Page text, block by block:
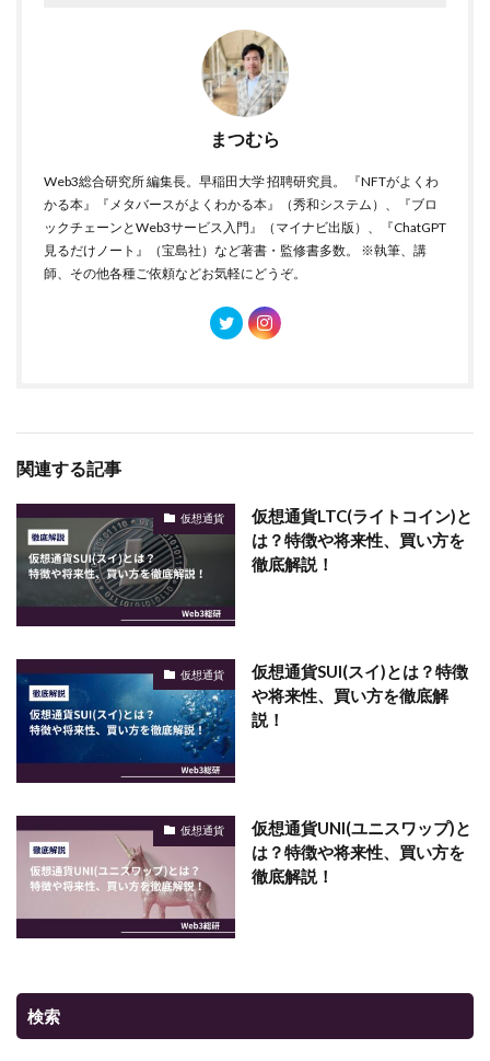
まつむら
Web3総合研究所 編集長。早稲田大学 招聘研究員。 『NFTがよくわ
かる本』『メタバースがよくわかる本』（秀和システム）、『ブロ
ックチェーンとWeb3サービス入門』（マイナビ出版）、『ChatGPT
見るだけノート』（宝島社）など著書・監修書多数。 ※執筆、講
師、その他各種ご依頼などお気軽にどうぞ。
関連する記事
仮想通貨
仮想通貨LTC(ライトコイン)と
は？特徴や将来性、買い方を
徹底解説！
仮想通貨
仮想通貨SUI(スイ)とは？特徴
や将来性、買い方を徹底解
説！
仮想通貨
仮想通貨UNI(ユニスワップ)と
は？特徴や将来性、買い方を
徹底解説！
検索